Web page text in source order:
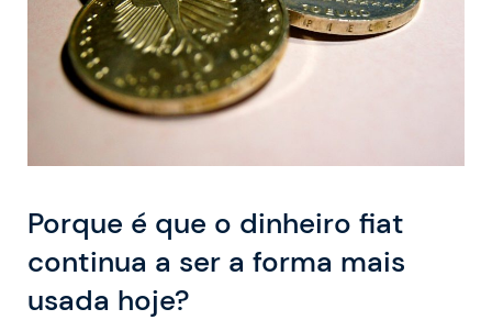
Porque é que o dinheiro fiat
continua a ser a forma mais
usada hoje?